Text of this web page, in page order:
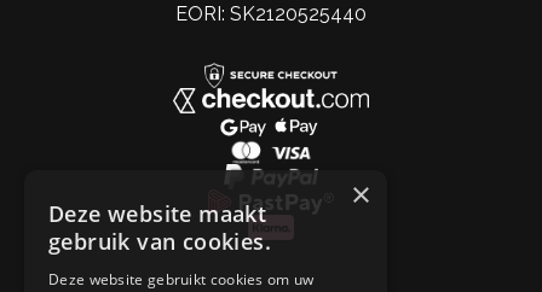
EORI: SK2120525440
×
Deze website maakt
gebruik van cookies.
Deze website gebruikt cookies om uw